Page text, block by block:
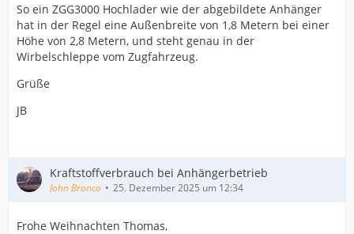
So ein ZGG3000 Hochlader wie der abgebildete Anhänger
hat in der Regel eine Außenbreite von 1,8 Metern bei einer
Höhe von 2,8 Metern, und steht genau in der
Wirbelschleppe vom Zugfahrzeug.
Grüße
JB
Kraftstoffverbrauch bei Anhängerbetrieb
John Bronco 25. Dezember 2025 um 12:34
Frohe Weihnachten Thomas,